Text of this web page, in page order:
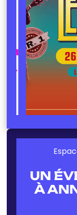
UN
À